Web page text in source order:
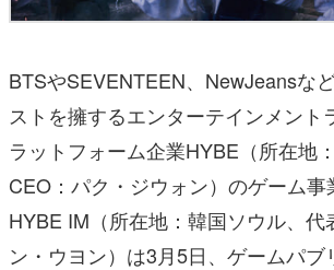
BTSやSEVENTEEN、NewJeansな
ストを擁するエンターテインメント
ラットフォーム企業HYBE（所在地
CEO：パク・ジウォン）のゲーム事
HYBE IM（所在地：韓国ソウル、代
ン・ウヨン）は3月5日、ゲームパブ